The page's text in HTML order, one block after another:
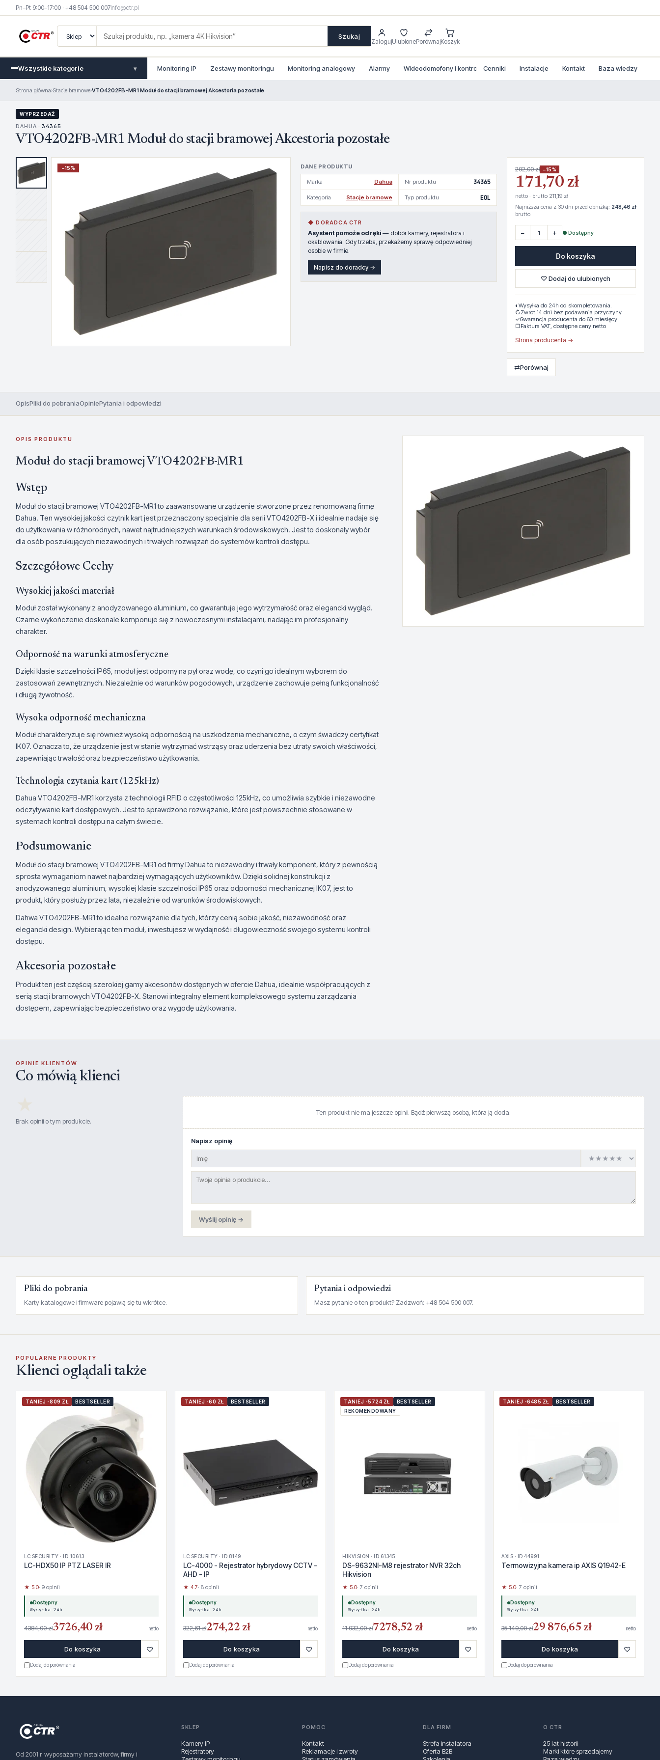
Pn–Pt 9:00–17:00 · +48 504 500 007info@ctr.pl
Szukaj
ZalogujUlubionePorównajKoszyk
Wszystkie kategorie ▾ Monitoring IP Zestawy monitoringu Monitoring analogowy Alarmy Wideodomofony i kontrola dostepu
Cenniki Instalacje Kontakt Baza wiedzy
Strona główna›Stacje bramowe›VTO4202FB-MR1 Moduł do stacji bramowej Akcestoria pozostałe
WYPRZEDAŻ
DAHUA · 34365
VTO4202FB-MR1 Moduł do stacji bramowej Akcestoria pozostałe
−15% DANE PRODUKTU
Marka Dahua Nr produktu 34365
Kategoria Stacje bramowe Typ produktu EOL
◆ DORADCA CTR
Asystent pomoże od ręki — dobór kamery, rejestratora i
okablowania. Gdy trzeba, przekażemy sprawę odpowiedniej
osobie w firmie.
Napisz do doradcy →
202,00 zł −15%
171,70 zł
netto · brutto 211,19 zł
Najniższa cena z 30 dni przed obniżką: 248,46 zł
brutto
− + ● Dostępny
Do koszyka
♡ Dodaj do ulubionych
◐ Wysyłka do 24h od skompletowania.
↻Zwrot 14 dni bez podawania przyczyny
✓Gwarancja producenta do 60 miesięcy
▢Faktura VAT, dostępne ceny netto
Strona producenta →
⇄Porównaj
OpisPliki do pobraniaOpiniePytania i odpowiedzi
OPIS PRODUKTU
Moduł do stacji bramowej VTO4202FB-MR1
Wstęp
Moduł do stacji bramowej VTO4202FB-MR1 to zaawansowane urządzenie stworzone przez renomowaną firmę
Dahua. Ten wysokiej jakości czytnik kart jest przeznaczony specjalnie dla serii VTO4202FB-X i idealnie nadaje się
do użytkowania w różnorodnych, nawet najtrudniejszych warunkach środowiskowych. Jest to doskonały wybór
dla osób poszukujących niezawodnych i trwałych rozwiązań do systemów kontroli dostępu.
Szczegółowe Cechy
Wysokiej jakości materiał
Moduł został wykonany z anodyzowanego aluminium, co gwarantuje jego wytrzymałość oraz elegancki wygląd.
Czarne wykończenie doskonale komponuje się z nowoczesnymi instalacjami, nadając im profesjonalny
charakter.
Odporność na warunki atmosferyczne
Dzięki klasie szczelności IP65, moduł jest odporny na pył oraz wodę, co czyni go idealnym wyborem do
zastosowań zewnętrznych. Niezależnie od warunków pogodowych, urządzenie zachowuje pełną funkcjonalność
i długą żywotność.
Wysoka odporność mechaniczna
Moduł charakteryzuje się również wysoką odpornością na uszkodzenia mechaniczne, o czym świadczy certyfikat
IK07. Oznacza to, że urządzenie jest w stanie wytrzymać wstrząsy oraz uderzenia bez utraty swoich właściwości,
zapewniając trwałość oraz bezpieczeństwo użytkowania.
Technologia czytania kart (125kHz)
Dahua VTO4202FB-MR1 korzysta z technologii RFID o częstotliwości 125kHz, co umożliwia szybkie i niezawodne
odczytywanie kart dostępowych. Jest to sprawdzone rozwiązanie, które jest powszechnie stosowane w
systemach kontroli dostępu na całym świecie.
Podsumowanie
Moduł do stacji bramowej VTO4202FB-MR1 od firmy Dahua to niezawodny i trwały komponent, który z pewnością
sprosta wymaganiom nawet najbardziej wymagających użytkowników. Dzięki solidnej konstrukcji z
anodyzowanego aluminium, wysokiej klasie szczelności IP65 oraz odporności mechanicznej IK07, jest to
produkt, który posłuży przez lata, niezależnie od warunków środowiskowych.
Dahwa VTO4202FB-MR1 to idealne rozwiązanie dla tych, którzy cenią sobie jakość, niezawodność oraz
elegancki design. Wybierając ten moduł, inwestujesz w wydajność i długowieczność swojego systemu kontroli
dostępu.
Akcesoria pozostałe
Produkt ten jest częścią szerokiej gamy akcesoriów dostępnych w ofercie Dahua, idealnie współpracujących z
serią stacji bramowych VTO4202FB-X. Stanowi integralny element kompleksowego systemu zarządzania
dostępem, zapewniając bezpieczeństwo oraz wygodę użytkowania.
OPINIE KLIENTÓW
Co mówią klienci
Brak opinii o tym produkcie.
Ten produkt nie ma jeszcze opinii. Bądź pierwszą osobą, która ją doda.
Napisz opinię
Wyślij opinię →
Pliki do pobrania
Karty katalogowe i firmware pojawią się tu wkrótce.
Pytania i odpowiedzi
Masz pytanie o ten produkt? Zadzwoń: +48 504 500 007.
POPULARNE PRODUKTY
Klienci oglądali także
TANIEJ -809 ZŁ BESTSELLER
LC SECURITY · ID 10613
LC-HDX50 IP PTZ LASER IR
★ 5.0· 9 opinii
Dostępny
Wysyłka 24h
4384,00 zł3726,40 zł netto
Do koszyka ♡
Dodaj do porównania
TANIEJ -60 ZŁ BESTSELLER
LC SECURITY · ID 8149
LC-4000 - Rejestrator hybrydowy CCTV -
AHD - IP
★ 4.7· 8 opinii
Dostępny
Wysyłka 24h
322,61 zł274,22 zł netto
Do koszyka ♡
Dodaj do porównania
TANIEJ -5724 ZŁ
BESTSELLER
REKOMENDOWANY
HIKVISION · ID 61345
DS-9632NI-M8 rejestrator NVR 32ch
Hikvision
★ 5.0· 7 opinii
Dostępny
Wysyłka 24h
11 932,00 zł7278,52 zł netto
Do koszyka ♡
Dodaj do porównania
TANIEJ -6485 ZŁ BESTSELLER
AXIS · ID 44991
Termowizyjna kamera ip AXIS Q1942-E
★ 5.0· 7 opinii
Dostępny
Wysyłka 24h
35 149,00 zł29 876,65 zł netto
Do koszyka ♡
Dodaj do porównania
Od 2001 r. wyposażamy instalatorów, firmy i
SKLEP
Kamery IP
Rejestratory
POMOC
Kontakt
Reklamacje i zwroty
DLA FIRM
Strefa instalatora
Oferta B2B
O CTR
25 lat historii
Marki które sprzedajemy